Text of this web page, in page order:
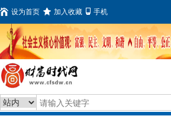
设为首页 加入收藏 手机